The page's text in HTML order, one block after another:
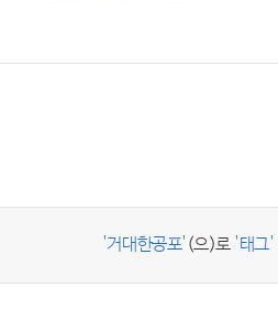
'거대한공포' (으)로 '태그'